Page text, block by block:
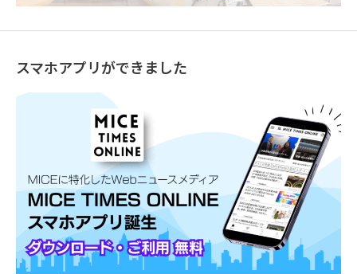
スマホアプリができました